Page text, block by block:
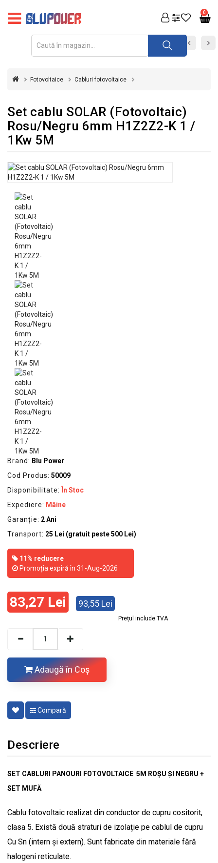
0
FOTOVOLTAICE
REDRESOARE
INVERTOARE
UPS
STABILIZATOARE
DE
TENSIUNE
CASA
GRADINA
SCULE
ECHIPAMENTE
ELECTRICE
ECHIPAMENTE
DE
PROTECȚIE
KITURI
FOTOVOLTAICE
Fotovoltaice Cabluri fotovoltaice
Set cablu SOLAR (Fotovoltaic)
Rosu/Negru 6mm H1Z2Z2-K 1 /
1Kw 5M
Brand: Blu Power
Cod Produs: 50009
Disponibilitate:
În Stoc
Expediere: Mâine
Garanție: 2 Ani
Transport: 25 Lei (gratuit peste 500 Lei)
11% reducere
Promoția expiră în 31-Aug-2026
83,27 Lei 93,55 Lei
Prețul include TVA
Adaugă în Coş
Compară
Descriere
SET CABLURI PANOURI FOTOVOLTAICE 5M ROȘU ȘI NEGRU +
SET MUFĂ
Cablu fotovoltaic realizat din conductor de cupru cositorit,
clasa 5. Există două straturi de izolație pe cablul de cupru
Cu Sn (intern și extern). Sunt fabricate din materiale fără
halogeni reticulate.